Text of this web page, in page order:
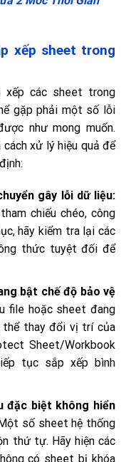
xếp sheet trong
xếp các sheet trong
gặp phải một số lỗi
như mong muốn.
xử lý hiệu quả để
gây lỗi dữ liệu:
chiếu chéo, công
hãy kiểm tra lại các
thức tuyệt đối để
bật chế độ bảo vệ
file hoặc sheet đang
thể thay đổi vị trí của
Sheet/Workbook
tục sắp xếp bình
đặc biệt không hiển
số sheet hệ thống
thứ tự. Hãy hiện các
có sheet bị khóa